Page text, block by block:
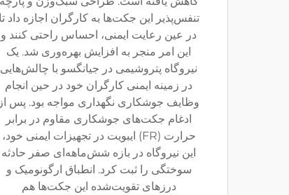
تنفس‌پذیر این جکت‌ها به کارگران اجازه داد تا
در عین رعایت ایمنی، احساس راحتی کنند و
این امر منجر به افزایش بهره‌وری شد. یک
نیروگاه پتروشیمی در جیانگسو با چالش‌هایی
در زمینه ایمنی کارگران خود در حین انجام
وظایف جوشکاری نگهداری مواجه بود. پس از
ادغام جکت‌های جوشکاری مقاوم در برابر
حرارت (FR) ایبویت در تجهیزات ایمنی خود،
این نیروگاه در بازه شش‌ماهه‌ای صفر حادثه
سوختگی را ثبت کرد. انطباق ارگونومیک و
درزهای تقویت‌شده این جکت‌ها هم